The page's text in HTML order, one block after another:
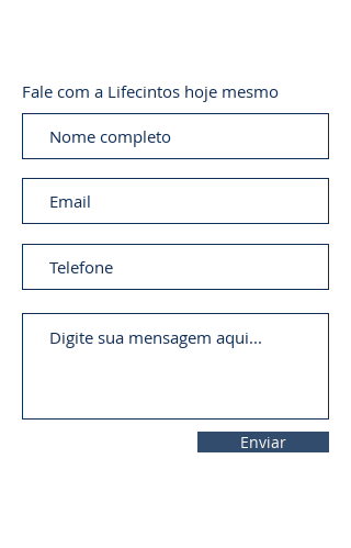
Fale com a Lifecintos hoje mesmo
Enviar